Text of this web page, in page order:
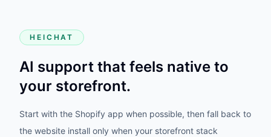
HEICHAT
AI support that feels native to
your storefront.
Start with the Shopify app when possible, then fall back to
the website install only when your storefront stack